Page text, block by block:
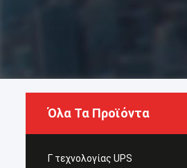
Όλα Τα Προϊόντα
Γ τεχνολογίας UPS